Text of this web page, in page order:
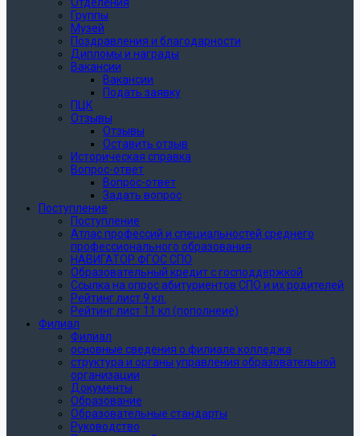
Группы
Музей
Поздравления и благодарности
Дипломы и награды
Вакансии
Вакансии
Подать заявку
ПЦК
Отзывы
Отзывы
Оставить отзыв
Историческая справка
Вопрос-ответ
Вопрос-ответ
Задать вопрос
Поступление
Поступление
Атлас профессий и специальностей среднего
профессионального образования
НАВИГАТОР ФГОС СПО
Образовательный кредит с господдержкой
Ссылка на опрос абитуриентов СПО и их родителей
Рейтинг лист 9 кл.
Рейтинг лист 11 кл (пополнеие)
Филиал
Филиал
основные сведения о филиале колледжа
структура и органы управления образовательной
организации
Документы
Образование
Образовательные стандарты
Руководство